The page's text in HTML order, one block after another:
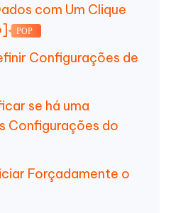
com Um Clique
POP
Configurações de
se há uma
Configurações do
Forçadamente o